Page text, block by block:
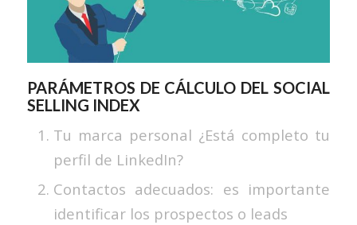
PARÁMETROS DE CÁLCULO DEL SOCIAL
SELLING INDEX
Tu marca personal ¿Está completo tu
perfil de LinkedIn?
Contactos adecuados: es importante
identificar los prospectos o leads